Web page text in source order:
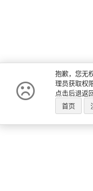
抱歉，您无
理员获取权
点击后退返
首页